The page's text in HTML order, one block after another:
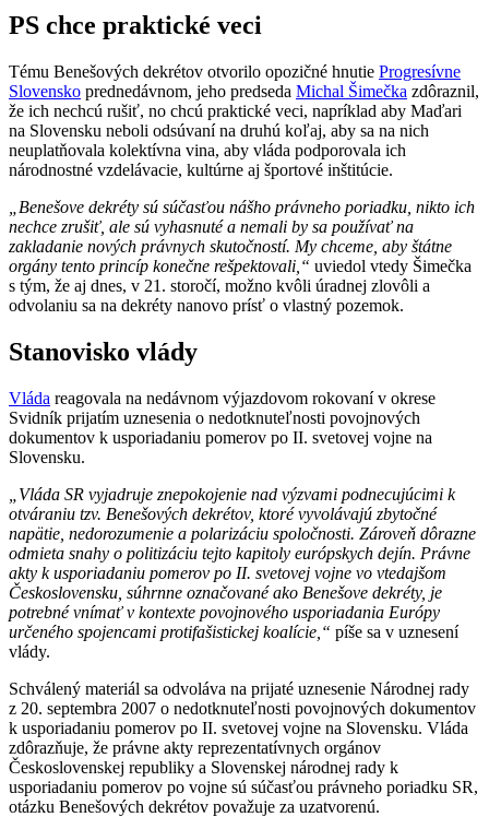
PS chce praktické veci
Tému Benešových dekrétov otvorilo opozičné hnutie Progresívne
Slovensko prednedávnom, jeho predseda Michal Šimečka zdôraznil,
že ich nechcú rušiť, no chcú praktické veci, napríklad aby Maďari
na Slovensku neboli odsúvaní na druhú koľaj, aby sa na nich
neuplatňovala kolektívna vina, aby vláda podporovala ich
národnostné vzdelávacie, kultúrne aj športové inštitúcie.
„Benešove dekréty sú súčasťou nášho právneho poriadku, nikto ich
nechce zrušiť, ale sú vyhasnuté a nemali by sa používať na
zakladanie nových právnych skutočností. My chceme, aby štátne
orgány tento princíp konečne rešpektovali,“ uviedol vtedy Šimečka
s tým, že aj dnes, v 21. storočí, možno kvôli úradnej zlovôli a
odvolaniu sa na dekréty nanovo prísť o vlastný pozemok.
Stanovisko vlády
Vláda reagovala na nedávnom výjazdovom rokovaní v okrese
Svidník prijatím uznesenia o nedotknuteľnosti povojnových
dokumentov k usporiadaniu pomerov po II. svetovej vojne na
Slovensku.
„Vláda SR vyjadruje znepokojenie nad výzvami podnecujúcimi k
otváraniu tzv. Benešových dekrétov, ktoré vyvolávajú zbytočné
napätie, nedorozumenie a polarizáciu spoločnosti. Zároveň dôrazne
odmieta snahy o politizáciu tejto kapitoly európskych dejín. Právne
akty k usporiadaniu pomerov po II. svetovej vojne vo vtedajšom
Československu, súhrnne označované ako Benešove dekréty, je
potrebné vnímať v kontexte povojnového usporiadania Európy
určeného spojencami protifašistickej koalície,“ píše sa v uznesení
vlády.
Schválený materiál sa odvoláva na prijaté uznesenie Národnej rady
z 20. septembra 2007 o nedotknuteľnosti povojnových dokumentov
k usporiadaniu pomerov po II. svetovej vojne na Slovensku. Vláda
zdôrazňuje, že právne akty reprezentatívnych orgánov
Československej republiky a Slovenskej národnej rady k
usporiadaniu pomerov po vojne sú súčasťou právneho poriadku SR,
otázku Benešových dekrétov považuje za uzatvorenú.